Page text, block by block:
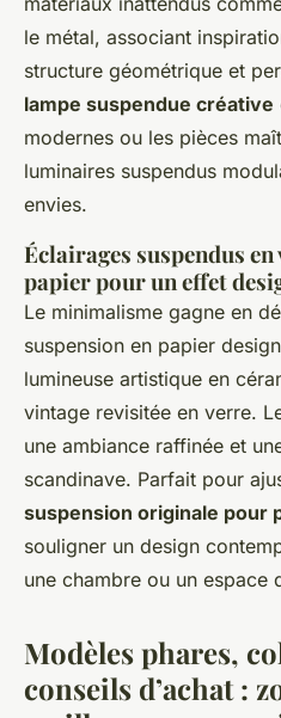
le métal, associant
structure géométrique et
lampe suspendue créative
modernes ou les pièces
luminaires suspendus
envies.
Éclairages suspendus
papier pour un effet
Le minimalisme gagne en
suspension en papier
lumineuse artistique en
vintage revisitée en verre.
une ambiance raffinée et
scandinave. Parfait pour
suspension originale pour
souligner un design
une chambre ou un espace
Modèles phares,
conseils d’achat :